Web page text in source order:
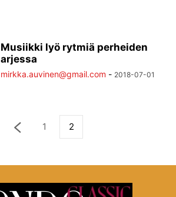
Musiikki lyö rytmiä perheiden
arjessa
mirkka.auvinen@gmail.com - 2018-07-01
1 2